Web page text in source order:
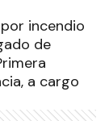
incendio
de
a cargo